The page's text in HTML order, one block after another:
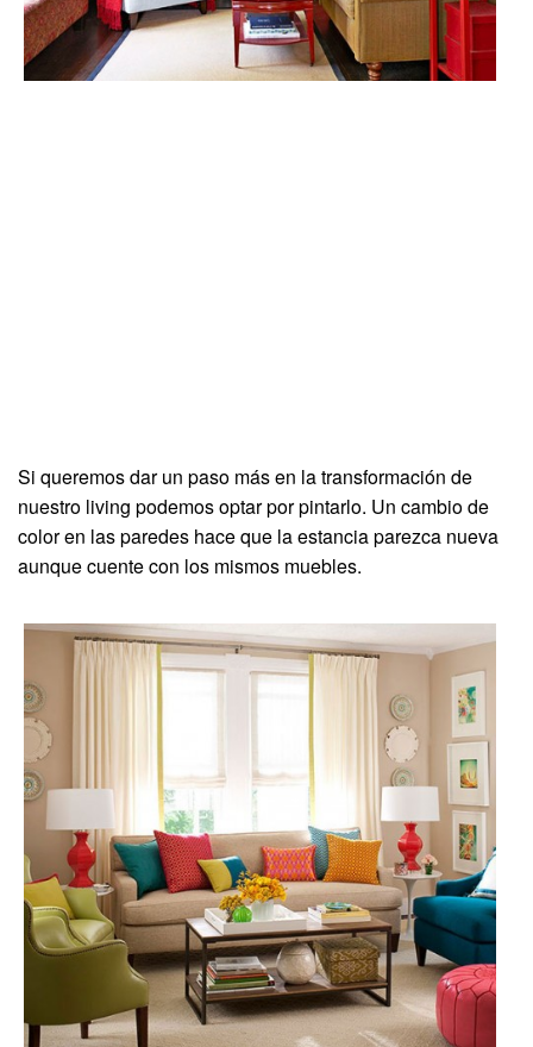
Si queremos dar un paso más en la transformación de
nuestro living podemos optar por pintarlo. Un cambio de
color en las paredes hace que la estancia parezca nueva
aunque cuente con los mismos muebles.